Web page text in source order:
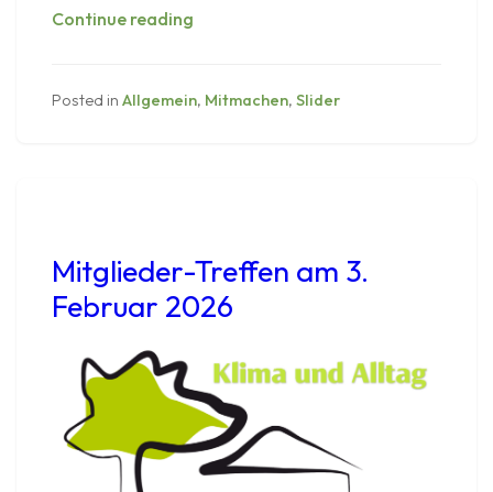
Continue reading
„Nachhaltig
Februar
2026
im
Posted in Allgemein, Mitmachen, Slider
Mitglieder-Treffen am 3.
Februar 2026